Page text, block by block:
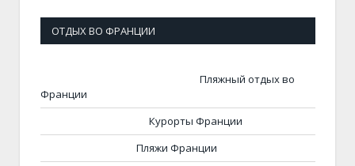
ОТДЫХ ВО ФРАНЦИИ
Пляжный отдых во
Франции
Курорты Франции
Пляжи Франции